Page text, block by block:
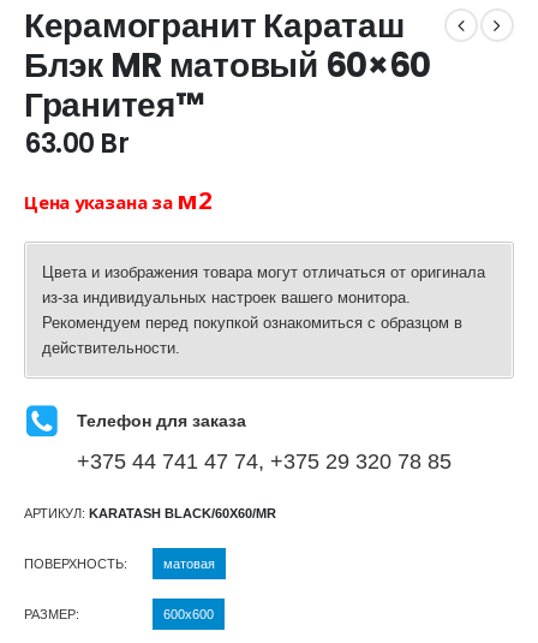
Керамогранит Караташ
Блэк MR матовый 60×60
Гранитея™
63.00 Br
Цена указана за м2
Цвета и изображения товара могут отличаться от оригинала
из-за индивидуальных настроек вашего монитора.
Рекомендуем перед покупкой ознакомиться с образцом в
действительности.
Телефон для заказа
+375 44 741 47 74, +375 29 320 78 85
АРТИКУЛ: KARATASH BLACK/60X60/MR
ПОВЕРХНОСТЬ матовая
РАЗМЕР 600х600